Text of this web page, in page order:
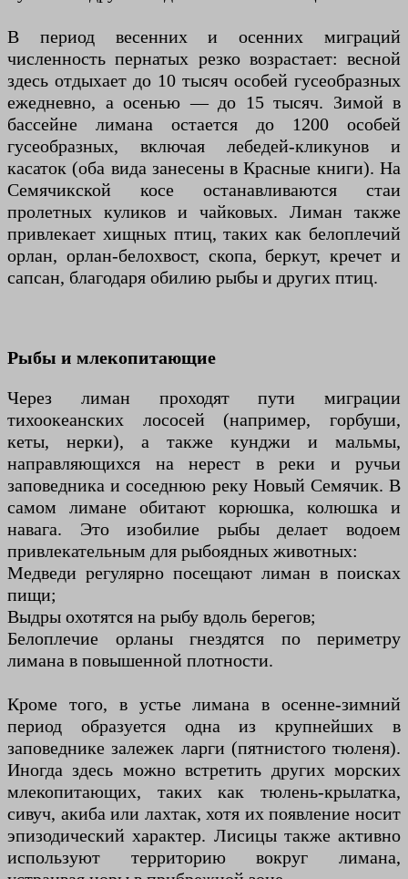
В период весенних и осенних миграций
численность пернатых резко возрастает: весной
здесь отдыхает до 10 тысяч особей гусеобразных
ежедневно, а осенью — до 15 тысяч. Зимой в
бассейне лимана остается до 1200 особей
гусеобразных, включая лебедей-кликунов и
касаток (оба вида занесены в Красные книги). На
Семячикской косе останавливаются стаи
пролетных куликов и чайковых. Лиман также
привлекает хищных птиц, таких как белоплечий
орлан, орлан-белохвост, скопа, беркут, кречет и
сапсан, благодаря обилию рыбы и других птиц.
Рыбы и млекопитающие
Через лиман проходят пути миграции
тихоокеанских лососей (например, горбуши,
кеты, нерки), а также кунджи и мальмы,
направляющихся на нерест в реки и ручьи
заповедника и соседнюю реку Новый Семячик. В
самом лимане обитают корюшка, колюшка и
навага. Это изобилие рыбы делает водоем
привлекательным для рыбоядных животных:
Медведи регулярно посещают лиман в поисках
пищи;
Выдры охотятся на рыбу вдоль берегов;
Белоплечие орланы гнездятся по периметру
лимана в повышенной плотности.
Кроме того, в устье лимана в осенне-зимний
период образуется одна из крупнейших в
заповеднике залежек ларги (пятнистого тюленя).
Иногда здесь можно встретить других морских
млекопитающих, таких как тюлень-крылатка,
сивуч, акиба или лахтак, хотя их появление носит
эпизодический характер. Лисицы также активно
используют территорию вокруг лимана,